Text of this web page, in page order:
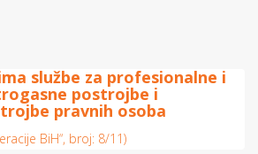
službe za profesionalne i
postrojbe i
pravnih osoba
BiH“, broj: 8/11)